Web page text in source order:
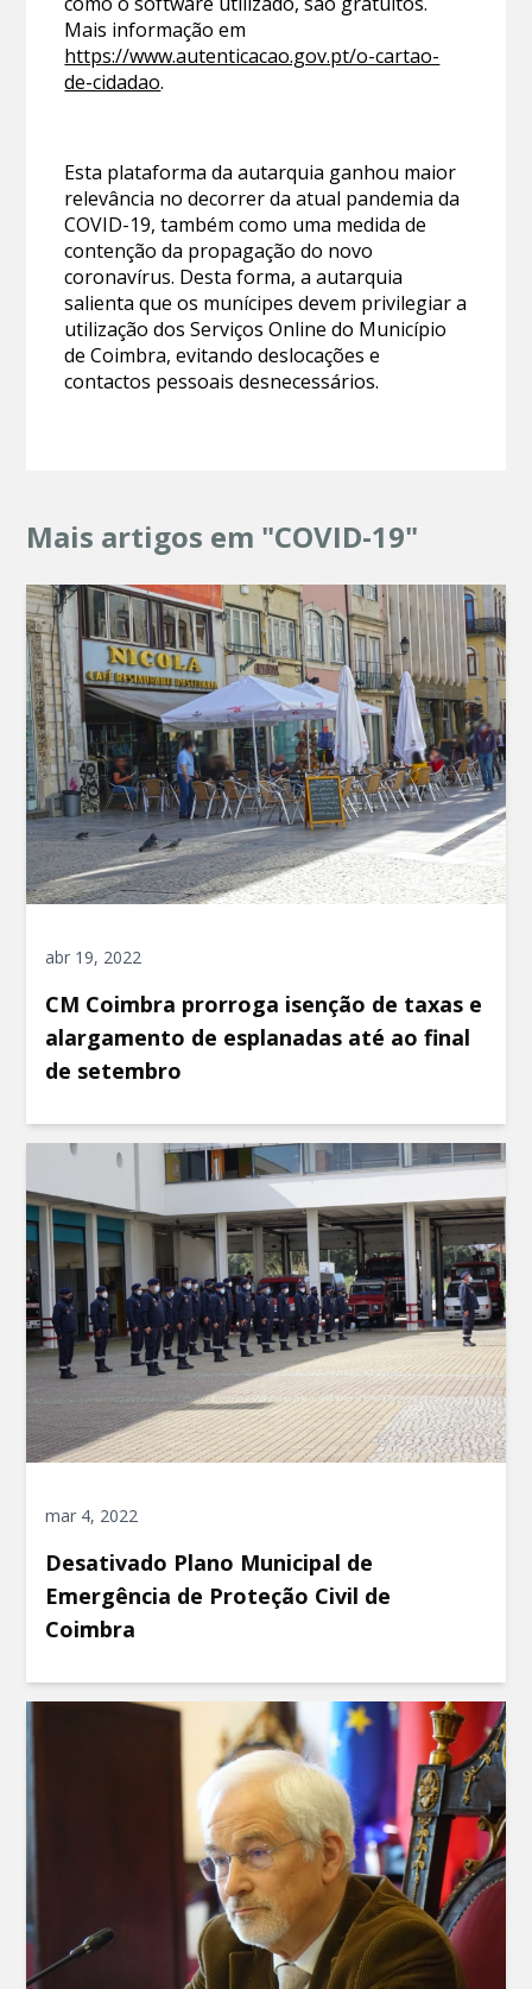
Mais informação em
https://www.autenticacao.gov.pt/o-cartao-
de-cidadao.
Esta plataforma da autarquia ganhou maior
relevância no decorrer da atual pandemia da
COVID-19, também como uma medida de
contenção da propagação do novo
coronavírus. Desta forma, a autarquia
salienta que os munícipes devem privilegiar a
utilização dos Serviços Online do Município
de Coimbra, evitando deslocações e
contactos pessoais desnecessários.
Mais artigos em "COVID-19"
abr 19, 2022
CM Coimbra prorroga isenção de taxas e
alargamento de esplanadas até ao final
de setembro
mar 4, 2022
Desativado Plano Municipal de
Emergência de Proteção Civil de
Coimbra